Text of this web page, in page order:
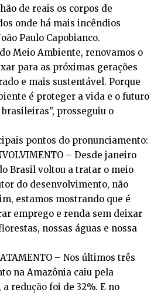
de reais os corpos de
onde há mais incêndios
Paulo Capobianco.
Meio Ambiente, renovamos o
para as próximas gerações
e mais sustentável. Porque
é proteger a vida e o futuro
prosseguiu o
pontos do pronunciamento:
– Desde janeiro
Brasil voltou a tratar o meio
do desenvolvimento, não
estamos mostrando que é
emprego e renda sem deixar
nossas águas e nossa
– Nos últimos três
na Amazônia caiu pela
redução foi de 32%. E no